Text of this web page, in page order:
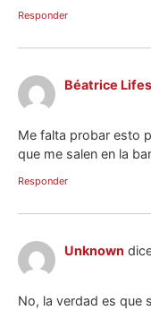
Responder
Béatrice
Me falta probar esto
que me salen en la
Responder
Unknown
No, la verdad es que